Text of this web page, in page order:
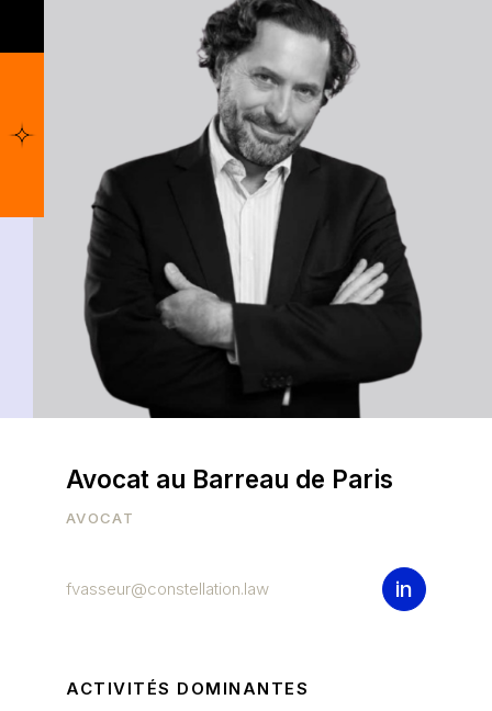
Avocat au Barreau de Paris
AVOCAT
fvasseur@constellation.law in
ACTIVITÉS DOMINANTES